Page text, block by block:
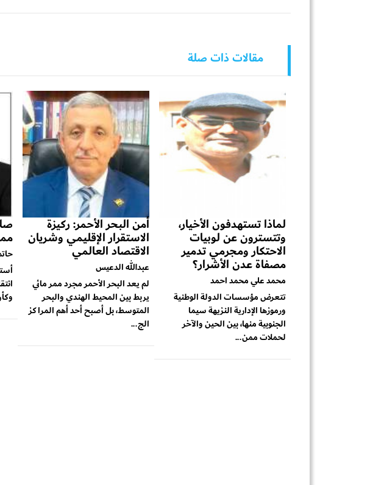
مقالات ذات صلة
لماذا تستهدفون الأخيار،
وتتسترون عن لوبيات
الاحتكار ومجرمي تدمير
مصفاة عدن الأشرار؟
محمد علي محمد احمد
تتعرض مؤسسات الدولة الوطنية
ورموزها الإدارية النزيهة سيما
الجنوبية منها، بين الحين والآخر
لحملات ممن...
أمن البحر الأحمر: ركيزة
الاستقرار الإقليمي وشريان
الاقتصاد العالمي
عبدالله الدعيس
لم يعد البحر الأحمر مجرد ممر مائي
يربط بين المحيط الهندي والبحر
المتوسط، بل أصبح أحد أهم المراكز
الج...